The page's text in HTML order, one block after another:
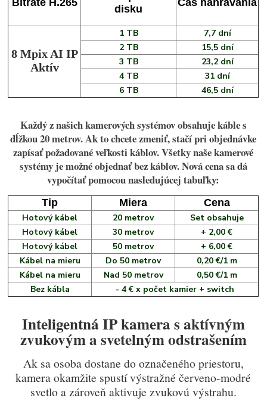
Bitrate H.265
disku
Čas nahrávania
8 Mpix AI IP
Aktív
1 TB
7,7 dní
2 TB
15,5 dní
3 TB
23,2 dní
4 TB
31 dní
6 TB
46,5 dní
Každý z našich kamerových systémov obsahuje káble s
dĺžkou 20 metrov. Ak to chcete zmeniť, stačí pri objednávke
zapísať požadované veľkosti káblov. Všetky naše kamerové
systémy je možné objednať bez káblov. Nová cena sa dá
vypočítať pomocou nasledujúcej tabuľky:
Tip Miera Cena
Hotový kábel 20 metrov
Set obsahuje
Hotový kábel
30 metrov
+ 2,00 €
Hotový kábel
50 metrov
+ 6,00 €
Kábel na mieru
Do 50 metrov
0,20 €/1 m
Kábel na mieru
Nad 50 metrov
0,50 €/1 m
Bez kábla
- 4 € x počet kamier + switch
Inteligentná IP kamera s aktívným
zvukovým a svetelným odstrašením
Ak sa osoba dostane do označeného priestoru,
kamera okamžite spustí výstražné červeno-modré
svetlo a zároveň aktivuje zvukovú výstrahu.